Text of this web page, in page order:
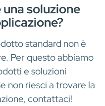
soluzione
standard non è
Per questo abbiamo
e soluzioni
non riesci a trovare la
contattaci!